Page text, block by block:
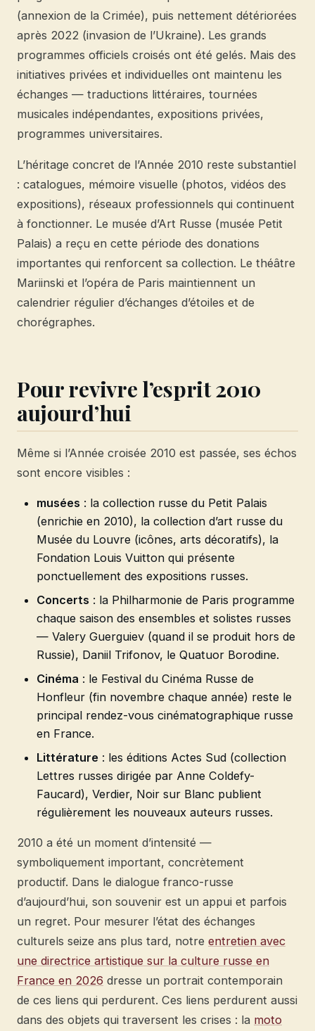
(annexion de la Crimée), puis nettement détériorées
après 2022 (invasion de l’Ukraine). Les grands
programmes officiels croisés ont été gelés. Mais des
initiatives privées et individuelles ont maintenu les
échanges — traductions littéraires, tournées
musicales indépendantes, expositions privées,
programmes universitaires.
L’héritage concret de l’Année 2010 reste substantiel
: catalogues, mémoire visuelle (photos, vidéos des
expositions), réseaux professionnels qui continuent
à fonctionner. Le musée d’Art Russe (musée Petit
Palais) a reçu en cette période des donations
importantes qui renforcent sa collection. Le théâtre
Mariinski et l’opéra de Paris maintiennent un
calendrier régulier d’échanges d’étoiles et de
chorégraphes.
Pour revivre l’esprit 2010
aujourd’hui
Même si l’Année croisée 2010 est passée, ses échos
sont encore visibles :
musées : la collection russe du Petit Palais
(enrichie en 2010), la collection d’art russe du
Musée du Louvre (icônes, arts décoratifs), la
Fondation Louis Vuitton qui présente
ponctuellement des expositions russes.
Concerts : la Philharmonie de Paris programme
chaque saison des ensembles et solistes russes
— Valery Guerguiev (quand il se produit hors de
Russie), Daniil Trifonov, le Quatuor Borodine.
Cinéma : le Festival du Cinéma Russe de
Honfleur (fin novembre chaque année) reste le
principal rendez-vous cinématographique russe
en France.
Littérature : les éditions Actes Sud (collection
Lettres russes dirigée par Anne Coldefy-
Faucard), Verdier, Noir sur Blanc publient
régulièrement les nouveaux auteurs russes.
2010 a été un moment d’intensité —
symboliquement important, concrètement
productif. Dans le dialogue franco-russe
d’aujourd’hui, son souvenir est un appui et parfois
un regret. Pour mesurer l’état des échanges
culturels seize ans plus tard, notre entretien avec
une directrice artistique sur la culture russe en
France en 2026 dresse un portrait contemporain
de ces liens qui perdurent. Ces liens perdurent aussi
dans des objets qui traversent les crises : la moto